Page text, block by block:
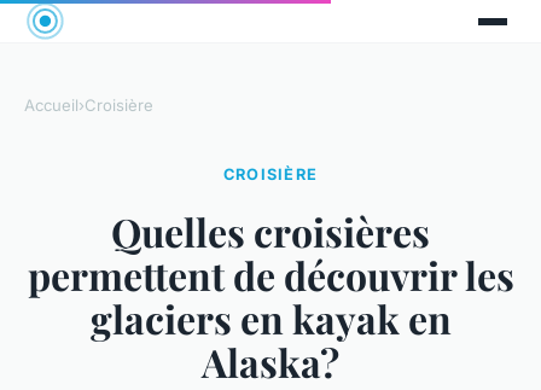
Accueil›Croisière
CROISIÈRE
Quelles croisières
permettent de découvrir les
glaciers en kayak en
Alaska?